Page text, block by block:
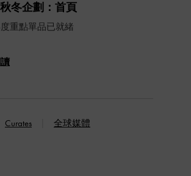
冬企劃：首頁
重點單品已就緒
Curates 全球媒體